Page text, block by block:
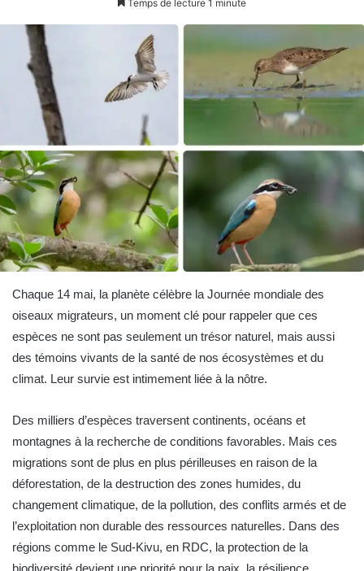
Temps de lecture 1 minute
Chaque 14 mai, la planète célèbre la Journée mondiale des
oiseaux migrateurs, un moment clé pour rappeler que ces
espèces ne sont pas seulement un trésor naturel, mais aussi
des témoins vivants de la santé de nos écosystèmes et du
climat. Leur survie est intimement liée à la nôtre.
Des milliers d’espèces traversent continents, océans et
montagnes à la recherche de conditions favorables. Mais ces
migrations sont de plus en plus périlleuses en raison de la
déforestation, de la destruction des zones humides, du
changement climatique, de la pollution, des conflits armés et de
l’exploitation non durable des ressources naturelles. Dans des
régions comme le Sud-Kivu, en RDC, la protection de la
biodiversité devient une priorité pour la paix, la résilience